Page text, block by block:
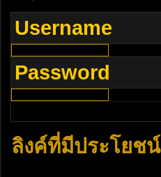
Username
Password
ลิงค์ที่มีประโยชน์